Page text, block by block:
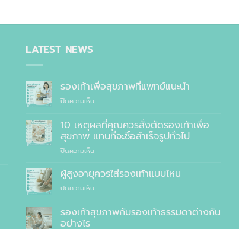
LATEST NEWS
รองเท้าเพื่อสุขภาพที่แพทย์แนะนำ
ปิดความเห็นบน
เพื่อ
สุขภาพ
ที่
แพทย์
10 เหตุผลที่คุณควรสั่งตัดรองเท้าเพื่อ
สุขภาพ แทนที่จะซื้อสำเร็จรูปทั่วไป
ปิดความเห็นบน
เหตุผล
คุณ
สั่ง
ตัด
ผู้สูงอายุควรใส่รองเท้าแบบไหน
ปิดความเห็นบน
สูง
อายุ
รองเท้าสุขภาพกับรองเท้าธรรมดาต่างกัน
อย่างไร